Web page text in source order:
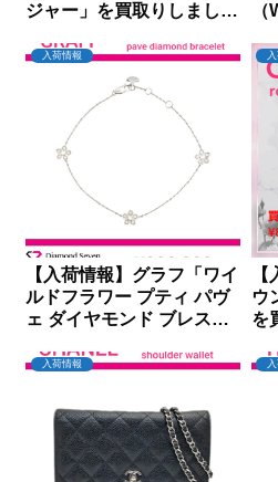
ジャー」を買取りしました
ン
入荷情報
【入荷情報】グラフ「ワイ
ルドフラワー プティ パヴ
ェ ダイヤモンド ブレスレ
しました｜ダイヤモンドセ
ウ
を
入荷情報